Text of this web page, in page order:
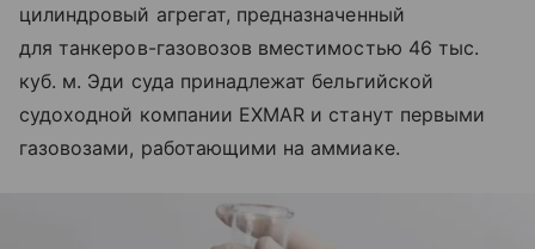
цилиндровый агрегат, предназначенный
для танкеров-газовозов вместимостью 46 тыс.
куб. м. Эди суда принадлежат бельгийской
судоходной компании EXMAR и станут первыми
газовозами, работающими на аммиаке.